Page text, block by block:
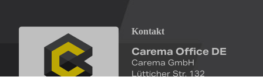
Kontakt
Carema Office DE
Carema GmbH
Lütticher Str. 132